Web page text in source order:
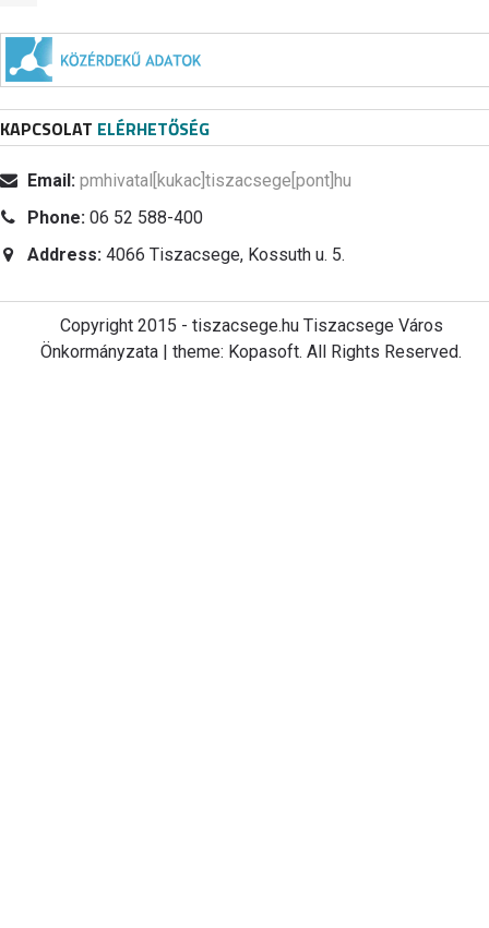
KAPCSOLAT ELÉRHETŐSÉG
Email: pmhivatal[kukac]tiszacsege[pont]hu
Phone: 06 52 588-400
Address: 4066 Tiszacsege, Kossuth u. 5.
Copyright 2015 - tiszacsege.hu Tiszacsege Város
Önkormányzata | theme: Kopasoft. All Rights Reserved.